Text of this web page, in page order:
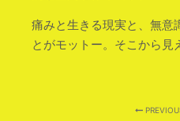
痛みと生きる現実と、無意
とがモットー。そこから見